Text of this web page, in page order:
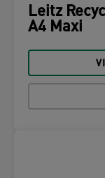
Leitz
A4 Maxi